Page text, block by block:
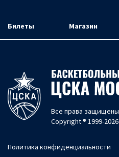
Билеты Магазин
Все права защищены
Copyright ® 1999-2026
Политика конфиденциальности